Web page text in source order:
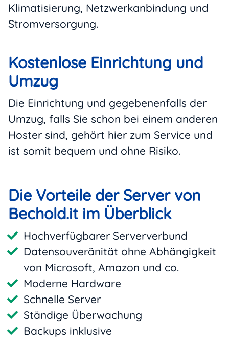
Klimatisierung, Netzwerkanbindung und
Stromversorgung.
Kostenlose Einrichtung und
Umzug
Die Einrichtung und gegebenenfalls der
Umzug, falls Sie schon bei einem anderen
Hoster sind, gehört hier zum Service und
ist somit bequem und ohne Risiko.
Die Vorteile der Server von
Bechold.it im Überblick
Hochverfügbarer Serververbund
Datensouveränität ohne Abhängigkeit
von Microsoft, Amazon und co.
Moderne Hardware
Schnelle Server
Ständige Überwachung
Backups inklusive